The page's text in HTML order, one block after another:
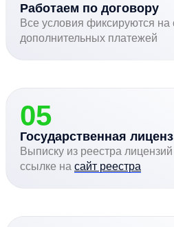
Работаем по договору
Все условия фиксируются на
дополнительных платежей
05
Государственная
Выписку из реестра
ссылке на сайт реестра